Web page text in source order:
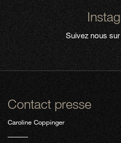
Suivez nous sur
Contact presse
Caroline Coppinger